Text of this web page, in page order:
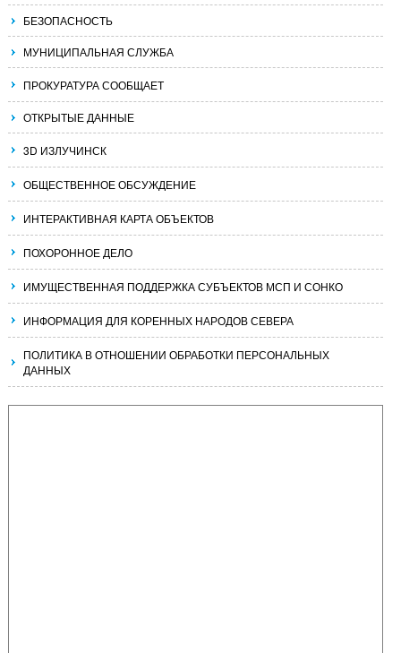
БЕЗОПАСНОСТЬ
МУНИЦИПАЛЬНАЯ СЛУЖБА
ПРОКУРАТУРА СООБЩАЕТ
ОТКРЫТЫЕ ДАННЫЕ
3D ИЗЛУЧИНСК
ОБЩЕСТВЕННОЕ ОБСУЖДЕНИЕ
ИНТЕРАКТИВНАЯ КАРТА ОБЪЕКТОВ
ПОХОРОННОЕ ДЕЛО
ИМУЩЕСТВЕННАЯ ПОДДЕРЖКА СУБЪЕКТОВ МСП И СОНКО
ИНФОРМАЦИЯ ДЛЯ КОРЕННЫХ НАРОДОВ СЕВЕРА
ПОЛИТИКА В ОТНОШЕНИИ ОБРАБОТКИ ПЕРСОНАЛЬНЫХ
ДАННЫХ